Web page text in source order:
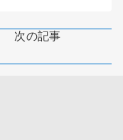
次の記事